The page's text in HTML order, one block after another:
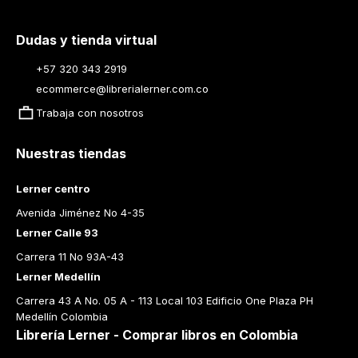
Dudas y tienda virtual
+57 320 343 2919
ecommerce@librerialerner.com.co
Trabaja con nosotros
Nuestras tiendas
Lerner centro
Avenida Jiménez No 4-35
Lerner Calle 93
Carrera 11 No 93A-43
Lerner Medellín
Carrera 43 A No. 05 A - 113 Local 103 Edificio One Plaza PH
Medellín Colombia
Librería Lerner - Comprar libros en Colombia